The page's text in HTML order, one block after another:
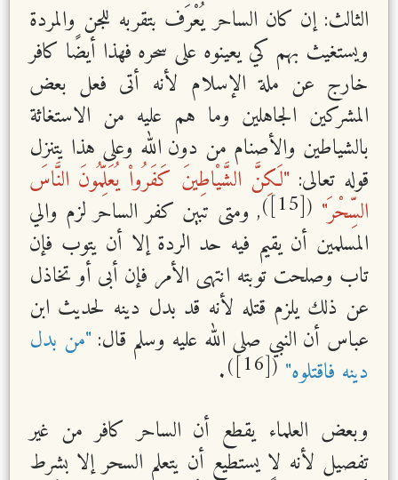
الثالث: إن كان الساحر يُعْرَف بتقربه للجن والمردة
ويستغيث بهم كي يعينوه على سحره فهذا أيضًا كافر
خارج عن ملة الإسلام لأنه أتى فعل بعض
المشركين الجاهلين وما هم عليه من الاستغاثة
بالشياطين والأصنام من دون الله وعلى هذا يتنزل
قوله تعالى: "لَـكِنَّ الشَّيْاطِينَ كَفَرُواْ يُعَلِّمُونَ النَّاسَ
السِّحْرَ" (
[15]
), ومتى تبين كفر الساحر لزم والي
المسلمين أن يقيم فيه حد الردة إلا أن يتوب فإن
تاب وصلحت توبته انتهى الأمر فإن أبى أو تخاذل
عن ذلك يلزم قتله لأنه قد بدل دينه لحديث ابن
عباس أن النبي صلى الله عليه وسلم قال: "من بدل
دينه فاقتلوه" (
[16]
)
.
وبعض العلماء يقطع أن الساحر كافر من غير
تفصيل لأنه لا يستطيع أن يتعلم السحر إلا بشرط